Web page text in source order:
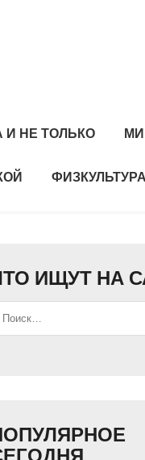
НЕ ТОЛЬКО
ИЩУТ НА